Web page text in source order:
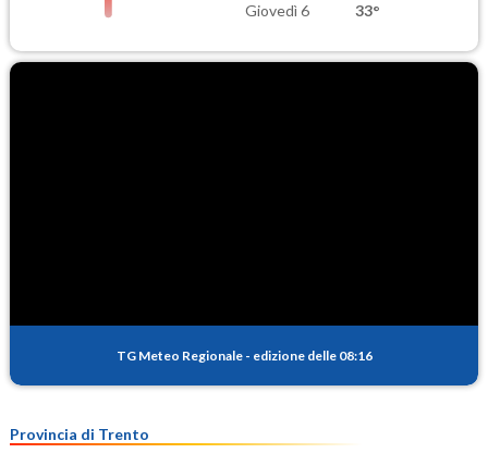
Giovedì 6 33°
TG Meteo Regionale - edizione delle 08:16
Provincia di Trento